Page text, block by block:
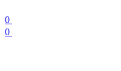
0
0